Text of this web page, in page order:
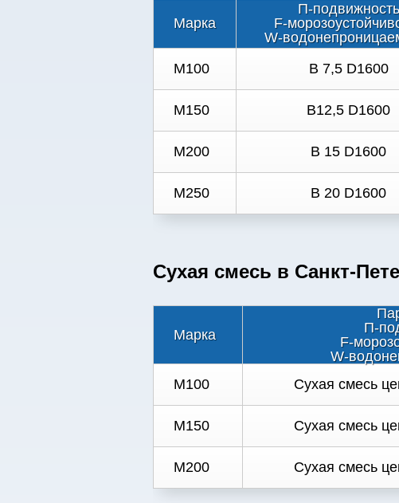
Марка
П-подвижность
F-
W-
М100 В 7,5 D1600
М150 В12,5 D1600
М200 В 15 D1600
М250 В 20 D1600
Сухая смесь в Санкт-
Марка
П-
F-
W-
M100 Сухая смесь
M150 Сухая смесь
M200 Сухая смесь